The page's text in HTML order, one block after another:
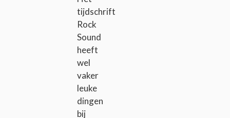
tijdschrift
Rock
Sound
heeft
wel
vaker
leuke
dingen
bij